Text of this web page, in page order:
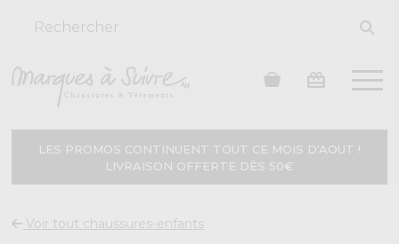
LES PROMOS CONTINUENT TOUT CE MOIS D'AOUT !
LIVRAISON OFFERTE DÈS 50€
Voir tout chaussures-enfants